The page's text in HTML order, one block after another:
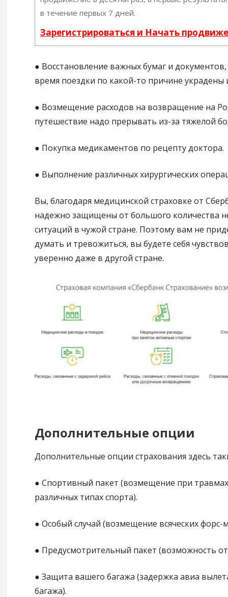
в течение первых 7 дней.
Зарегистрироваться и Начать
● Восстановление важных бумаг и
время поездки по какой-то причине украдены
● Возмещение расходов на возвращение на
путешествие надо прерывать из-за тяжелой
● Покупка медикаментов по рецепту доктора.
● Выполнение различных хирургических
Вы, благодаря медицинской страховке от
надежно защищены от большого количества
ситуаций в чужой стране. Поэтому вам не
думать и тревожиться, вы будете себя
уверенно даже в другой стране.
Дополнительные опции
Дополнительные опции страхования здесь
● Спортивный пакет (возмещение при
различных типах спорта).
● Особый случай (возмещение всяческих форс-
● Предусмотрительный пакет (возможность
● Защита вашего багажа (задержка авиа
багажа).